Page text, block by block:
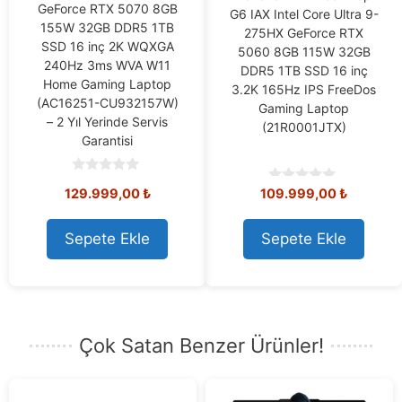
GeForce RTX 5070 8GB
155W 32GB DDR5 1TB
SSD 16 inç 2K WQXGA
240Hz 3ms WVA W11
Home Gaming Laptop
(AC16251-CU932157W)
– 2 Yıl Yerinde Servis
Garantisi
o
t
o
f
5
129.999,00₺
Sepete Ekle
G6 IAX Intel Core Ultra 9-
275HX GeForce RTX
5060 8GB 115W 32GB
DDR5 1TB SSD 16 inç
3.2K 165Hz IPS FreeDos
Gaming Laptop
(21R0001JTX)
0
u
t
o
109.999,00₺
Sepete Ekle
Çok Satan Benzer Ürünler!